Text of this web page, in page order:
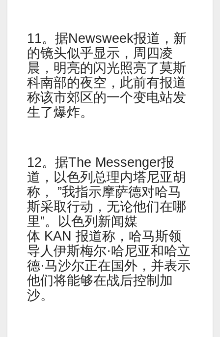
11。据Newsweek报道，新
的镜头似乎显示，周四凌
晨，明亮的闪光照亮了莫斯
科南部的夜空，此前有报道
称该市郊区的一个变电站发
生了爆炸。
12。据The Messenger报
道，以色列总理内塔尼亚胡
称， ”我指示摩萨德对哈马
斯采取行动，无论他们在哪
里”。以色列新闻媒
体 KAN 报道称，哈马斯领
导人伊斯梅尔·哈尼亚和哈立
德·马沙尔正在国外，并表示
他们将能够在战后控制加
沙。